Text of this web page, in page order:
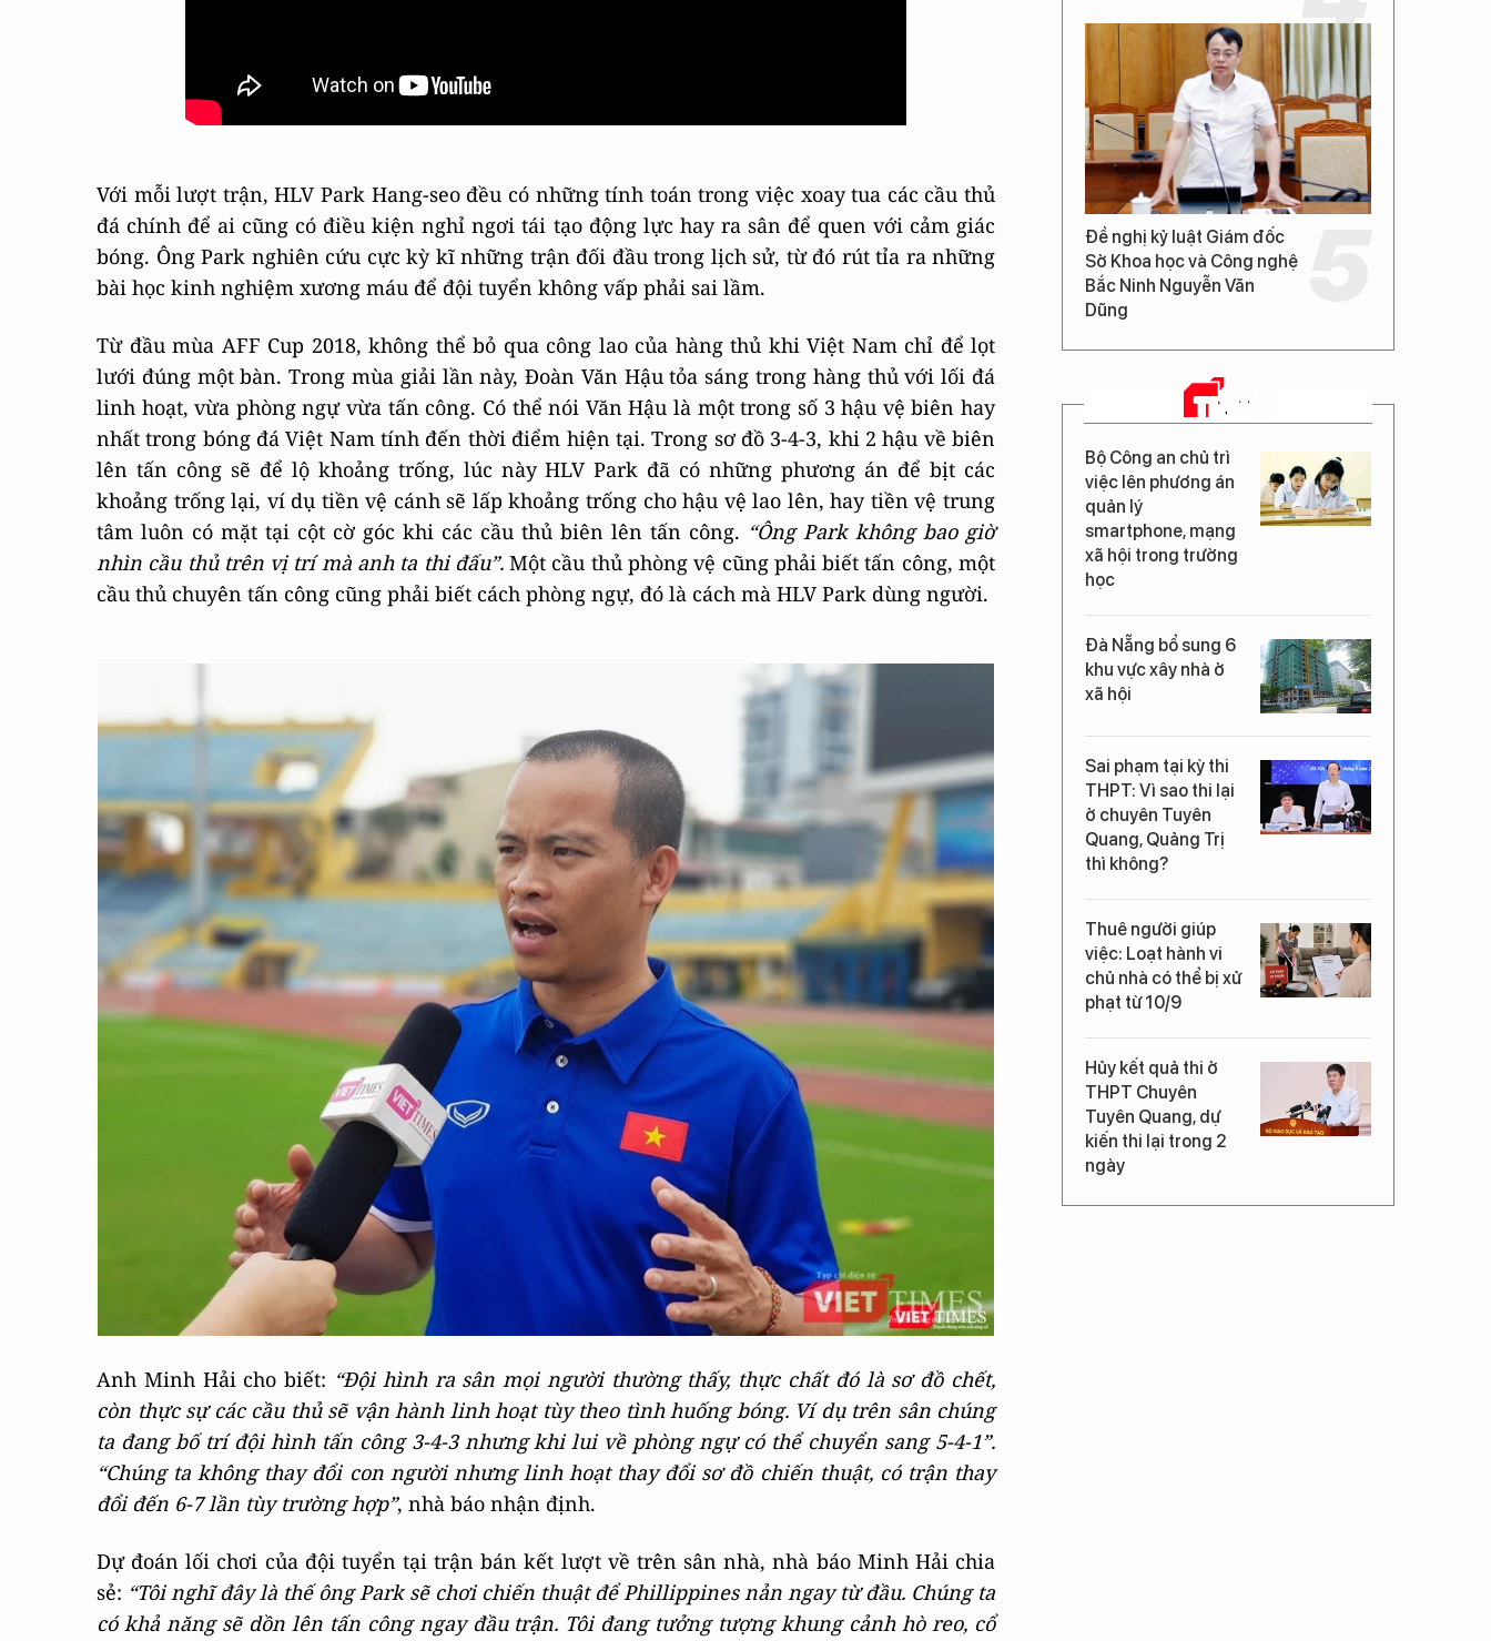
Với mỗi lượt trận, HLV Park Hang-seo đều có những tính toán trong việc xoay tua các cầu thủ
đá chính để ai cũng có điều kiện nghỉ ngơi tái tạo động lực hay ra sân để quen với cảm giác
bóng. Ông Park nghiên cứu cực kỳ kĩ những trận đối đầu trong lịch sử, từ đó rút tỉa ra những
bài học kinh nghiệm xương máu để đội tuyển không vấp phải sai lầm.
Từ đầu mùa AFF Cup 2018, không thể bỏ qua công lao của hàng thủ khi Việt Nam chỉ để lọt
lưới đúng một bàn. Trong mùa giải lần này, Đoàn Văn Hậu tỏa sáng trong hàng thủ với lối đá
linh hoạt, vừa phòng ngự vừa tấn công. Có thể nói Văn Hậu là một trong số 3 hậu vệ biên hay
nhất trong bóng đá Việt Nam tính đến thời điểm hiện tại. Trong sơ đồ 3-4-3, khi 2 hậu về biên
lên tấn công sẽ để lộ khoảng trống, lúc này HLV Park đã có những phương án để bịt các
khoảng trống lại, ví dụ tiền vệ cánh sẽ lấp khoảng trống cho hậu vệ lao lên, hay tiền vệ trung
tâm luôn có mặt tại cột cờ góc khi các cầu thủ biên lên tấn công. “Ông Park không bao giờ
nhìn cầu thủ trên vị trí mà anh ta thi đấu”.Một cầu thủ phòng vệ cũng phải biết tấn công, một
cầu thủ chuyên tấn công cũng phải biết cách phòng ngự, đó là cách mà HLV Park dùng người.
Anh Minh Hải cho biết: “Đội hình ra sân mọi người thường thấy, thực chất đó là sơ đồ chết,
còn thực sự các cầu thủ sẽ vận hành linh hoạt tùy theo tình huống bóng. Ví dụ trên sân chúng
ta đang bố trí đội hình tấn công 3-4-3 nhưng khi lui về phòng ngự có thể chuyển sang 5-4-1”.
“Chúng ta không thay đổi con người nhưng linh hoạt thay đổi sơ đồ chiến thuật, có trận thay
đổi đến 6-7 lần tùy trường hợp”, nhà báo nhận định.
Dự đoán lối chơi của đội tuyển tại trận bán kết lượt về trên sân nhà, nhà báo Minh Hải chia
sẻ: “Tôi nghĩ đây là thế ông Park sẽ chơi chiến thuật để Phillippines nản ngay từ đầu. Chúng ta
có khả năng sẽ dồn lên tấn công ngay đầu trận. Tôi đang tưởng tượng khung cảnh hò reo, cổ
Đề nghị kỷ luật Giám đốc
Sở Khoa học và Công nghệ
Bắc Ninh Nguyễn Văn
Dũng
TIN MỚI
Bộ Công an chủ trì
việc lên phương án
quản lý
smartphone, mạng
xã hội trong trường
học
Đà Nẵng bổ sung 6
khu vực xây nhà ở
xã hội
Sai phạm tại kỳ thi
THPT: Vì sao thi lại
ở chuyên Tuyên
Quang, Quảng Trị
thì không?
Thuê người giúp
việc: Loạt hành vi
chủ nhà có thể bị xử
phạt từ 10/9
Hủy kết quả thi ở
THPT Chuyên
Tuyên Quang, dự
kiến thi lại trong 2
ngày